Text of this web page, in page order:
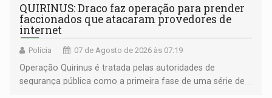
QUIRINUS: Draco faz operação para prender
faccionados que atacaram provedores de
internet
Polícia 07 de Agosto de 2026 às 07:19
Operação Quirinus é tratada pelas autoridades de
segurança pública como a primeira fase de uma série de